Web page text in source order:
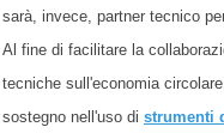
sarà, invece, partner tecnico
Al fine di facilitare la
tecniche sull'economia
sostegno nell'uso di strumenti